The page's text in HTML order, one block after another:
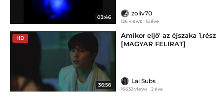
03:46
zoliv70
136 views 15 éve
HD
36:56
Amikor eljő' az éjszaka 1.rész
[MAGYAR FELIRAT]
Lai Subs
16632 views 2 éve